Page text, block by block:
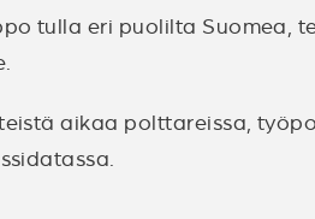
tulla eri puolilta Suomea,
aikaa polttareissa,